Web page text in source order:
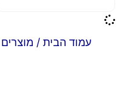
עמוד הבית /